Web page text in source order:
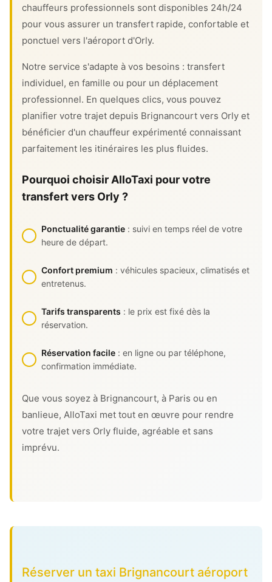
chauffeurs professionnels sont disponibles 24h/24
pour vous assurer un transfert rapide, confortable et
ponctuel vers l'aéroport d'Orly.
Notre service s'adapte à vos besoins : transfert
individuel, en famille ou pour un déplacement
professionnel. En quelques clics, vous pouvez
planifier votre trajet depuis Brignancourt vers Orly et
bénéficier d'un chauffeur expérimenté connaissant
parfaitement les itinéraires les plus fluides.
Pourquoi choisir AlloTaxi pour votre
transfert vers Orly ?
Ponctualité garantie : suivi en temps réel de votre
heure de départ.
Confort premium : véhicules spacieux, climatisés et
entretenus.
Tarifs transparents : le prix est fixé dès la
réservation.
Réservation facile : en ligne ou par téléphone,
confirmation immédiate.
Que vous soyez à Brignancourt, à Paris ou en
banlieue, AlloTaxi met tout en œuvre pour rendre
votre trajet vers Orly fluide, agréable et sans
imprévu.
Réserver un taxi Brignancourt aéroport